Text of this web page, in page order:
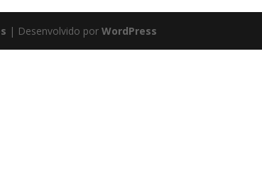
| Desenvolvido porWordPress